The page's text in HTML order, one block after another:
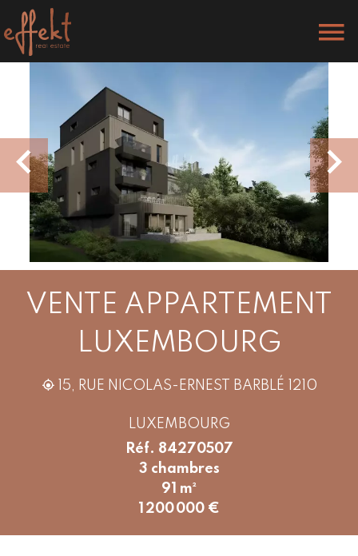
VENTE APPARTEMENT
LUXEMBOURG
15, RUE NICOLAS-ERNEST BARBLÉ 1210
LUXEMBOURG
Réf. 84270507
3 chambres
91 m²
1 200 000 €